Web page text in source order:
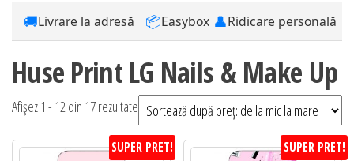
🚚Livrare la adresă 📦Easybox 👤Ridicare personală
Huse Print LG Nails & Make Up
Afișez 1 - 12 din 17 rezultate Sortat
după
preț:
SUPER PRET! SUPER PRET!